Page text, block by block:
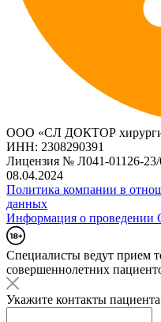
ООО «СЛ ДОКТОР
ИНН: 2308290391
Лицензия № Л041-01126-23/
08.04.2024
Политика компании в
данных
Информация о
Специалисты ведут прием
совершеннолетних
Укажите контакты пациента